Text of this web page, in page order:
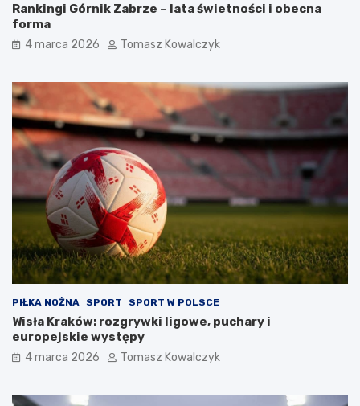
Rankingi Górnik Zabrze – lata świetności i obecna
forma
4 marca 2026 Tomasz Kowalczyk
PIŁKA NOŻNA SPORT SPORT W POLSCE
Wisła Kraków: rozgrywki ligowe, puchary i
europejskie występy
4 marca 2026 Tomasz Kowalczyk